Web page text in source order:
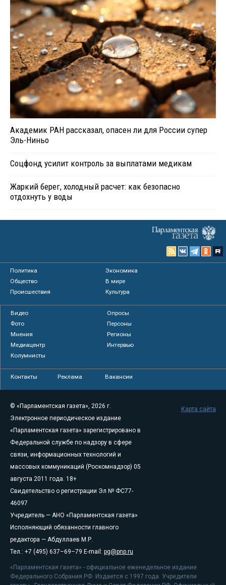
Академик РАН рассказал, опасен ли для России супер
Эль-Ниньо
Соцфонд усилит контроль за выплатами медикам
Жаркий берег, холодный расчет: как безопасно
отдохнуть у воды
Политика
Экономика
Общество
В мире
Происшествия
Культура
Видео
Опросы
Фото
Персоны
Мнения
Регионы
Медиацентр
Интервью
Колумнисты
Контакты Реклама Вакансии
© «Парламентская газета», 2026 г.
Электронное периодическое издание
«Парламентская газета» зарегистрировано в
Федеральной службе по надзору в сфере
связи, информационных технологий и
массовых коммуникаций (Роскомнадзор) 05
августа 2011 года. 18+
Свидетельство о регистрации Эл № ФС77-
46097
Учредитель — АНО «Парламентская газета»
Исполняющий обязанности главного
редактора — Абдуллаев М.Р.
Тел.: +7 (495) 637–69–79 E-mail: pg@pnp.ru
«Парламентская газета» - официальное еженедельное издание
Федерального Собрания РФ. Издается с 1997 года. Учредители
Карта сайта